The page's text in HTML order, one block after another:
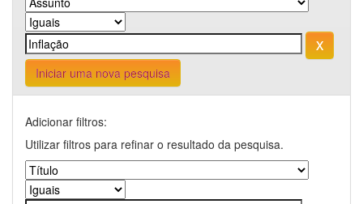
Iniciar uma nova pesquisa
Adicionar filtros:
Utilizar filtros para refinar o resultado da pesquisa.